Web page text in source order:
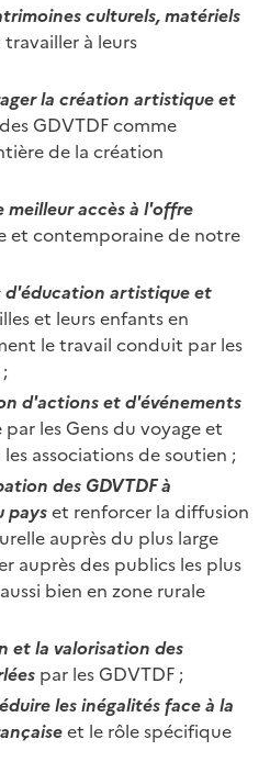
culturels, matériels
travailler à leurs
la création artistique et
des GDVTDF comme
de la création
meilleur accès à l'offre
et contemporaine de notre
d'éducation artistique et
et leurs enfants en
le travail conduit par les
d'actions et d'événements
par les Gens du voyage et
associations de soutien ;
des GDVTDF à
payset renforcer la diffusion
auprès du plus large
auprès des publics les plus
bien en zone rurale
et la valorisation des
par les GDVTDF ;
les inégalités face à la
et le rôle spécifique